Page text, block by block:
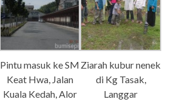
Pintu masuk ke SM
Keat Hwa, Jalan
Kuala Kedah, Alor
Ziarah kubur nenek
di Kg Tasak,
Langgar